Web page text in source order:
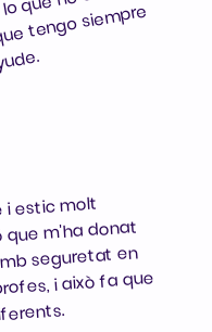
i estic molt
m'ha donat
seguretat en
i això fa que